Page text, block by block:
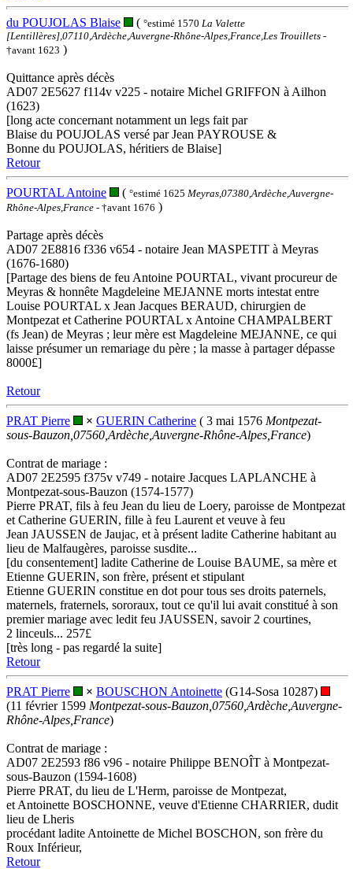
du POUJOLAS Blaise ( °estimé 1570 La Valette
[Lentillères],07110,Ardèche,Auvergne-Rhône-Alpes,France,Les Trouillets -
†avant 1623 )
Quittance après décès
AD07 2E5627 f114v v225 - notaire Michel GRIFFON à Ailhon
(1623)
[long acte concernant notamment un legs fait par
Blaise du POUJOLAS versé par Jean PAYROUSE &
Bonne du POUJOLAS, héritiers de Blaise]
Retour
POURTAL Antoine ( °estimé 1625 Meyras,07380,Ardèche,Auvergne-
Rhône-Alpes,France - †avant 1676 )
Partage après décès
AD07 2E8816 f336 v654 - notaire Jean MASPETIT à Meyras
(1676-1680)
[Partage des biens de feu Antoine POURTAL, vivant procureur de
Meyras & honnête Magdeleine MEJANNE morts intestat entre
Louise POURTAL x Jean Jacques BERAUD, chirurgien de
Montpezat et Catherine POURTAL x Antoine CHAMPALBERT
(fs Jean) de Meyras ; leur mère est Magdeleine MEJANNE, ce qui
laisse présumer un remariage du père ; la masse à partager dépasse
8000£]
Retour
PRAT Pierre × GUERIN Catherine ( 3 mai 1576 Montpezat-
sous-Bauzon,07560,Ardèche,Auvergne-Rhône-Alpes,France)
Contrat de mariage :
AD07 2E2595 f375v v749 - notaire Jacques LAPLANCHE à
Montpezat-sous-Bauzon (1574-1577)
Pierre PRAT, fils à feu Jean du lieu de Loery, paroisse de Montpezat
et Catherine GUERIN, fille à feu Laurent et veuve à feu
Jean JAUSSEN de Jaujac, et à présent ladite Catherine habitant au
lieu de Malfaugères, paroisse susdite...
[du consentement] ladite Catherine de Louise BAUME, sa mère et
Etienne GUERIN, son frère, présent et stipulant
Etienne GUERIN constitue en dot pour tous ses droits paternels,
maternels, fraternels, sororaux, tout ce qu'il lui avait constitué à son
premier mariage avec ledit feu JAUSSEN, savoir 2 courtines,
2 linceuls... 257£
[très long - pas regardé la suite]
Retour
PRAT Pierre × BOUSCHON Antoinette (G14-Sosa 10287)
(11 février 1599 Montpezat-sous-Bauzon,07560,Ardèche,Auvergne-
Rhône-Alpes,France)
Contrat de mariage :
AD07 2E2593 f86 v96 - notaire Philippe BENOÎT à Montpezat-
sous-Bauzon (1594-1608)
Pierre PRAT, du lieu de L'Herm, paroisse de Montpezat,
et Antoinette BOSCHONNE, veuve d'Etienne CHARRIER, dudit
lieu de Lheris
procédant ladite Antoinette de Michel BOSCHON, son frère du
Roux Inférieur,
Retour